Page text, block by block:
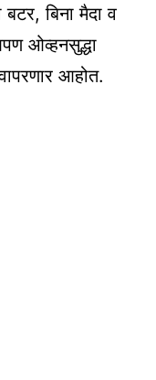
बिना मैदा व
ओव्हनसुद्धा
आहोत.